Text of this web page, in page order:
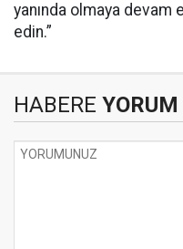
yanında olmaya devam
edin.”
HABERE